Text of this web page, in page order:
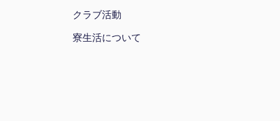
クラブ活動
寮生活について